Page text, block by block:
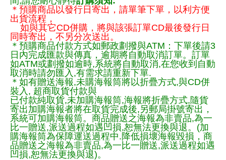
＊預購商品以發行日寄出，請單筆下單，以利方便
出貨流程，
如與其它CD併購，將與該張訂單CD最後發行日
同時寄出，不另分次送出。
＊預購商品付款方式如郵政劃撥與ATM：下單後請3
日內完成匯款與傳真，逾期將自動取消訂單。訂單
如ATM或劃撥如逾時,系統將自動取消,在您收到自動
取消時請勿匯入,有需求請重新下單.
＊如有贈送海報,未購海報筒將以折疊方式,與CD併
裝入, 超商取貨付款與
已付款純取貨,未加購海報筒,海報將折疊方式,隨貨
寄出加購海報者將在取貨完成後,另郵局掛號寄出，
系統可加購海報筒。商品贈送之海報為非賣品,為一
比一贈送,派送過程如遇凹損,恕無法更換與退。(加
購海報筒為保障運送過程中.降低損壞海報毀損，商
品贈送之海報為非賣品,為一比一贈送,派送過程如遇
凹損,恕無法更換與退)。